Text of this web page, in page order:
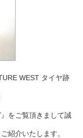
WEST タイヤ跡
をご覧頂きまして誠
紹介いたします。